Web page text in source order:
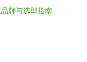
牌与选型指南